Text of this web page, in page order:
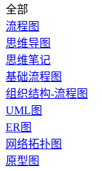
全部
流程图
思维导图
思维笔记
基础流程图
组织结构-流程图
UML图
ER图
网络拓扑图
原型图